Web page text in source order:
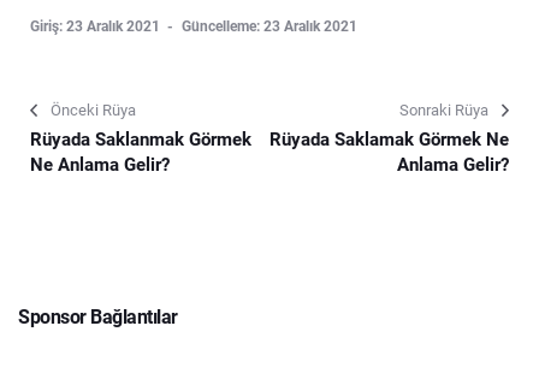
Giriş: 23 Aralık 2021 Güncelleme: 23 Aralık 2021
Önceki Rüya
Rüyada Saklanmak Görmek
Ne Anlama Gelir?
Sonraki Rüya
Rüyada Saklamak Görmek Ne
Anlama Gelir?
Sponsor Bağlantılar